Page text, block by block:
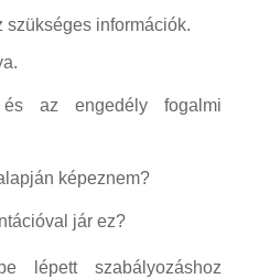
szükséges információk.
az engedély fogalmi
képeznem?
jár ez?
lépett szabályozáshoz